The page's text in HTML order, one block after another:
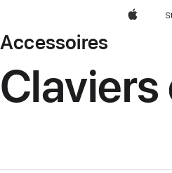
Apple
Accessoires
Claviers